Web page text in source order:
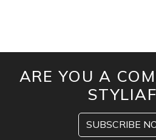
ARE YOU A
SUBSCRIBE